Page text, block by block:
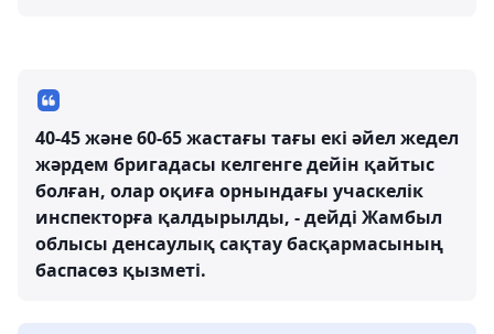
40-45 және 60-65 жастағы тағы екі әйел жедел
жәрдем бригадасы келгенге дейін қайтыс
болған, олар оқиға орнындағы учаскелік
инспекторға қалдырылды, - дейді Жамбыл
облысы денсаулық сақтау басқармасының
баспасөз қызметі.